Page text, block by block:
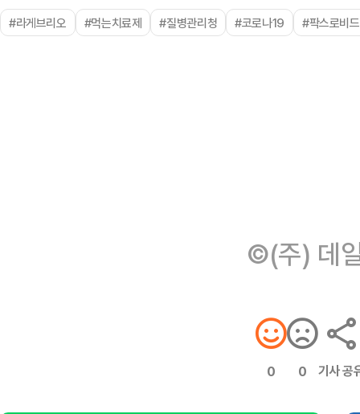
#라게브리오 #먹는치료제 #질병관리청 #코로나19 #팍스로비드
©(주) 데
0 0 기사 공